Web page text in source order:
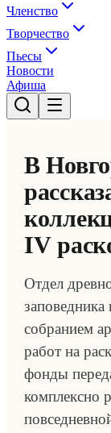
Членство
Творчество
Пьесы
Новости
Афиша
В
IV
Отдел
собранием
работ на
фонды
комплексно